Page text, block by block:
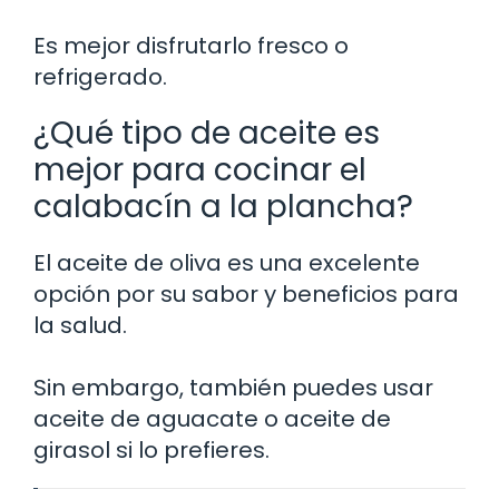
Es mejor disfrutarlo fresco o
refrigerado.
¿Qué tipo de aceite es
mejor para cocinar el
calabacín a la plancha?
El aceite de oliva es una excelente
opción por su sabor y beneficios para
la salud.
Sin embargo, también puedes usar
aceite de aguacate o aceite de
girasol si lo prefieres.